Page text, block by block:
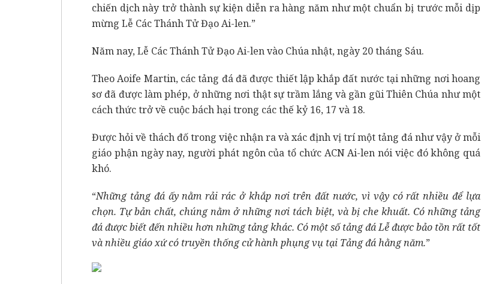
chiến dịch này trở thành sự kiện diễn ra hàng năm như một chuẩn bị trước mỗi dịp
mừng Lễ Các Thánh Tử Đạo Ai-len.”
Năm nay, Lễ Các Thánh Tử Đạo Ai-len vào Chúa nhật, ngày 20 tháng Sáu.
Theo Aoife Martin, các tảng đá đã được thiết lập khắp đất nước tại những nơi hoang
sơ đã được làm phép, ở những nơi thật sự trầm lắng và gần gũi Thiên Chúa như một
cách thức trở về cuộc bách hại trong các thế kỷ 16, 17 và 18.
Được hỏi về thách đố trong việc nhận ra và xác định vị trí một tảng đá như vậy ở mỗi
giáo phận ngày nay, người phát ngôn của tổ chức ACN Ai-len nói việc đó không quá
khó.
“Những tảng đá ấy nằm rải rác ở khắp nơi trên đất nước, vì vậy có rất nhiều để lựa
chọn. Tự bản chất, chúng nằm ở những nơi tách biệt, và bị che khuất. Có những tảng
đá được biết đến nhiều hơn những tảng khác. Có một số tảng đá Lễ được bảo tồn rất tốt
và nhiều giáo xứ có truyền thống cử hành phụng vụ tại Tảng đá hằng năm.”